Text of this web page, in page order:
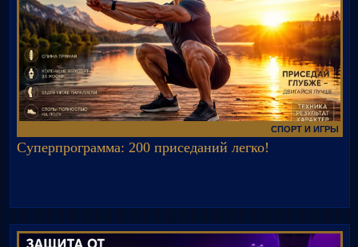
СПОРТ И ИГРЫ
Суперпрограмма: 200 приседаний легко!